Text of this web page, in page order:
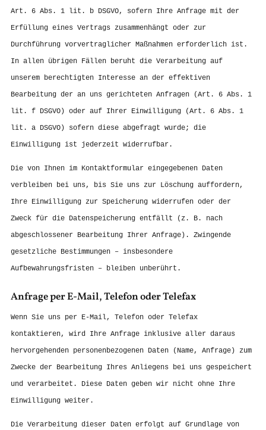
Art. 6 Abs. 1 lit. b DSGVO, sofern Ihre Anfrage mit der
Erfüllung eines Vertrags zusammenhängt oder zur
Durchführung vorvertraglicher Maßnahmen erforderlich ist.
In allen übrigen Fällen beruht die Verarbeitung auf
unserem berechtigten Interesse an der effektiven
Bearbeitung der an uns gerichteten Anfragen (Art. 6 Abs. 1
lit. f DSGVO) oder auf Ihrer Einwilligung (Art. 6 Abs. 1
lit. a DSGVO) sofern diese abgefragt wurde; die
Einwilligung ist jederzeit widerrufbar.
Die von Ihnen im Kontaktformular eingegebenen Daten
verbleiben bei uns, bis Sie uns zur Löschung auffordern,
Ihre Einwilligung zur Speicherung widerrufen oder der
Zweck für die Datenspeicherung entfällt (z. B. nach
abgeschlossener Bearbeitung Ihrer Anfrage). Zwingende
gesetzliche Bestimmungen – insbesondere
Aufbewahrungsfristen – bleiben unberührt.
Anfrage per E-Mail, Telefon oder Telefax
Wenn Sie uns per E-Mail, Telefon oder Telefax
kontaktieren, wird Ihre Anfrage inklusive aller daraus
hervorgehenden personenbezogenen Daten (Name, Anfrage) zum
Zwecke der Bearbeitung Ihres Anliegens bei uns gespeichert
und verarbeitet. Diese Daten geben wir nicht ohne Ihre
Einwilligung weiter.
Die Verarbeitung dieser Daten erfolgt auf Grundlage von